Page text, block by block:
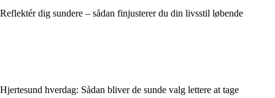
Reflektér dig sundere – sådan finjusterer du din livsstil løbende
Hjertesund hverdag: Sådan bliver de sunde valg lettere at tage